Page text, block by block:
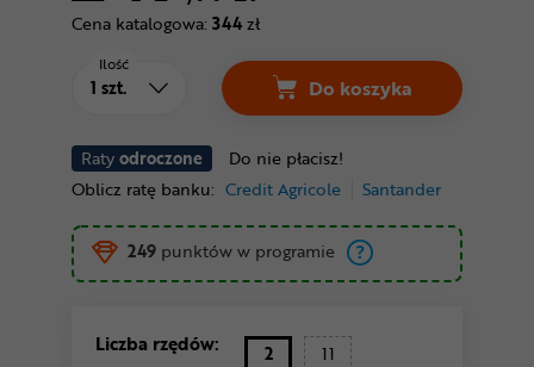
Cena katalogowa: 344zł
Ratyodroczone
Do nie płacisz!
Oblicz ratę banku: Credit Agricole Santander
Ilość
Do koszyka
249 punktów w programie
Liczba rzędów: 2 11